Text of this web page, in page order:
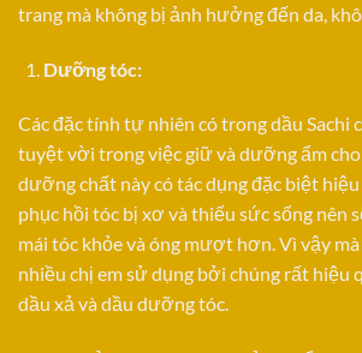
trang mà không bị ảnh hưởng đến da,
Dưỡng tóc:
Các đặc tính tự nhiên có trong dầu Sachi
tuyệt vời trong việc giữ và dưỡng ẩm
dưỡng chất này có tác dụng đặc biệt
phục hồi tóc bị xơ và thiếu sức sống nên
mái tóc khỏe và óng mượt hơn. Vì vậy
nhiều chị em sử dụng bởi chúng rất hiệu
dầu xả và dầu dưỡng tóc.